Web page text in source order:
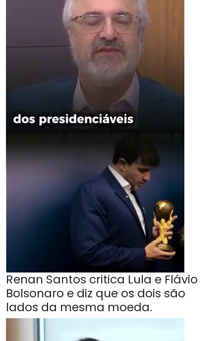
Renan Santos critica Lula e Flávio
Bolsonaro e diz que os dois são
lados da mesma moeda.